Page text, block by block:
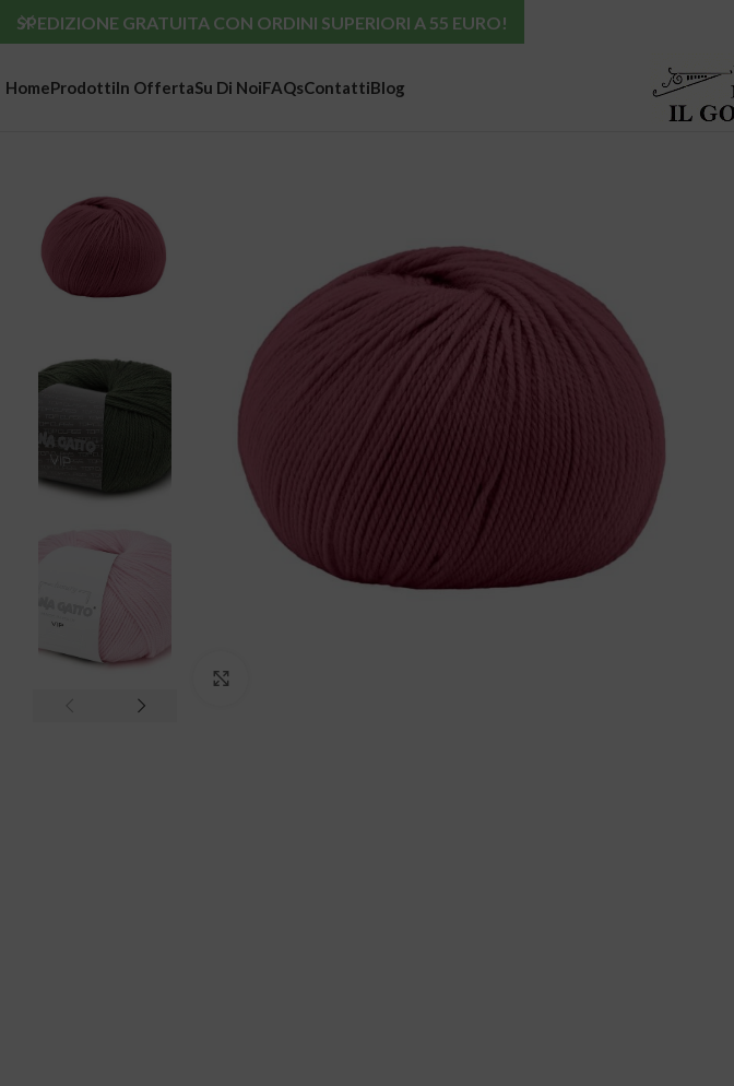
HomeProdottiIn OffertaSu Di NoiFAQsContattiBlog
SPEDIZIONE GRATUITA CON ORDINI SUPERIORI A 55 EURO!